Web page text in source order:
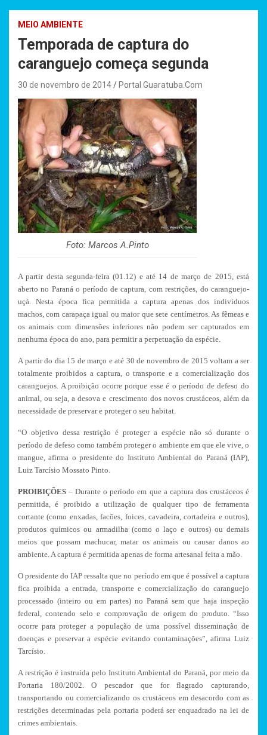
MEIO AMBIENTE
Temporada de captura do
caranguejo começa segunda
30 de novembro de 2014 Portal Guaratuba.Com
Foto: Marcos A.Pinto
A partir desta segunda-feira (01.12) e até 14 de março de 2015, está
aberto no Paraná o período de captura, com restrições, do caranguejo-
uçá. Nesta época fica permitida a captura apenas dos indivíduos
machos, com carapaça igual ou maior que sete centímetros. As fêmeas e
os animais com dimensões inferiores não podem ser capturados em
nenhuma época do ano, para permitir a perpetuação da espécie.
A partir do dia 15 de março e até 30 de novembro de 2015 voltam a ser
totalmente proibidos a captura, o transporte e a comercialização dos
caranguejos. A proibição ocorre porque esse é o período de defeso do
animal, ou seja, a desova e crescimento dos novos crustáceos, além da
necessidade de preservar e proteger o seu habitat.
“O objetivo dessa restrição é proteger a espécie não só durante o
período de defeso como também proteger o ambiente em que ele vive, o
mangue, afirma o presidente do Instituto Ambiental do Paraná (IAP),
Luiz Tarcísio Mossato Pinto.
PROIBIÇÕES – Durante o período em que a captura dos crustáceos é
permitida, é proibido a utilização de qualquer tipo de ferramenta
cortante (como enxadas, facões, foices, cavadeira, cortadeira e outros),
produtos químicos ou armadilha (como o laço e outros) ou demais
meios que possam machucar, matar os animais ou causar danos ao
ambiente. A captura é permitida apenas de forma artesanal feita a mão.
O presidente do IAP ressalta que no período em que é possível a captura
fica proibida a entrada, transporte e comercialização do caranguejo
processado (inteiro ou em partes) no Paraná sem que haja inspeção
federal, contendo selo e comprovação de origem do produto. “Isso
ocorre para proteger a população de uma possível disseminação de
doenças e preservar a espécie evitando contaminações”, afirma Luiz
Tarcísio.
A restrição é instruída pelo Instituto Ambiental do Paraná, por meio da
Portaria 180/2002. O pescador que for flagrado capturando,
transportando ou comercializando os crustáceos em desacordo com as
restrições determinadas pela portaria poderá ser enquadrado na lei de
crimes ambientais.